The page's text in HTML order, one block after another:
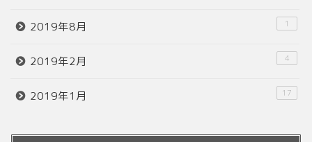
2019年8月 1
2019年2月 4
2019年1月 17